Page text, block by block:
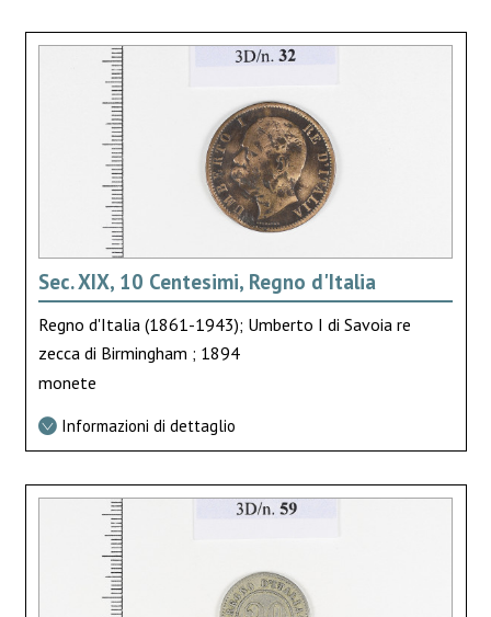
Sec. XIX, 10 Centesimi, Regno d'Italia
Regno d'Italia (1861-1943); Umberto I di Savoia re
zecca di Birmingham ; 1894
monete
Informazioni di dettaglio